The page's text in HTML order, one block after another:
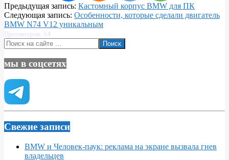
2023-
05-
13
Предыдущая запись: Кастомный корпус BMW для ПК
Следующая запись: Особенности, которые сделали двигатель
BMW N74 V12 уникальным
Просмотров: 14
Поиск
мы в соцсетях
Свежие записи
BMW и Человек-паук: реклама на экране вызвала гнев
владельцев